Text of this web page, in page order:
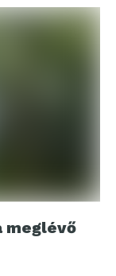
meglévő